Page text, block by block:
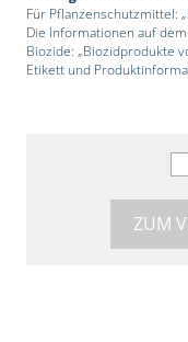
Für Pflanzenschutzmittel:
Die Informationen auf
Biozide: „Biozidprodukte
Etikett und
ZUM